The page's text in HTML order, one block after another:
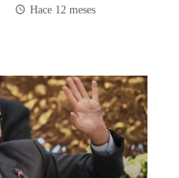
Hace 12 meses